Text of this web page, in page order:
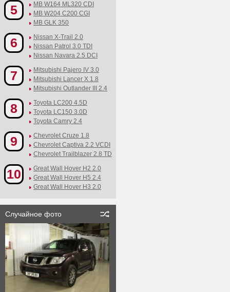
5
MB W164 ML320 CDI
MB W204 C200 CGI
MB GLK 350
6
Nissan X-Trail 2.0
Nissan Patrol 3.0 TDI
Nissan Navara 2.5 DCI
7
Mitsubishi Pajero IV 3.0
Mitsubishi Lancer X 1.8
Mitsubishi Outlander III 2.4
8
Toyota LC200 4.5D
Toyota LC150 3.0D
Toyota Camry 2.4
9
Chevrolet Cruze 1.8
Chevrolet Captiva 2.2 VCDI
Chevrolet Trailblazer 2.8 TD
10
Great Wall Hover H2 2.0
Great Wall Hover H5 2.4
Great Wall Hover H3 2.0
Случайное фото